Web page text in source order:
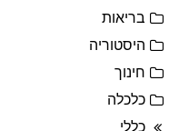
בריאות
היסטוריה
חינוך
כלכלה
כללי